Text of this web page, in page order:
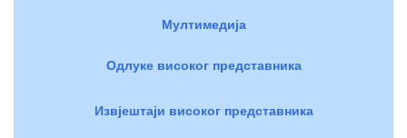
Мултимедија
Одлуке високог представника
Извјештаји високог представника